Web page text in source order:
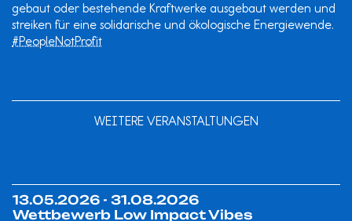
gebaut oder bestehende Kraftwerke ausgebaut werden und
streiken für eine solidarische und ökologische Energiewende.
#PeopleNotProfit
WEITERE VERANSTALTUNGEN
13.05.2026 - 31.08.2026
Wettbewerb Low Impact Vibes